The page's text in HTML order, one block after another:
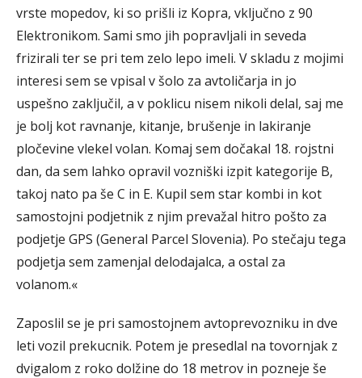
vrste mopedov, ki so prišli iz Kopra, vključno z 90
Elektronikom. Sami smo jih popravljali in seveda
frizirali ter se pri tem zelo lepo imeli. V skladu z mojimi
interesi sem se vpisal v šolo za avtoličarja in jo
uspešno zaključil, a v poklicu nisem nikoli delal, saj me
je bolj kot ravnanje, kitanje, brušenje in lakiranje
pločevine vlekel volan. Komaj sem dočakal 18. rojstni
dan, da sem lahko opravil vozniški izpit kategorije B,
takoj nato pa še C in E. Kupil sem star kombi in kot
samostojni podjetnik z njim prevažal hitro pošto za
podjetje GPS (General Parcel Slovenia). Po stečaju tega
podjetja sem zamenjal delodajalca, a ostal za
volanom.«
Zaposlil se je pri samostojnem avtoprevozniku in dve
leti vozil prekucnik. Potem je presedlal na tovornjak z
dvigalom z roko dolžine do 18 metrov in pozneje še